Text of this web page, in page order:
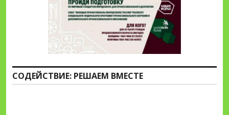
СОДЕЙСТВИЕ: РЕШАЕМ ВМЕСТЕ